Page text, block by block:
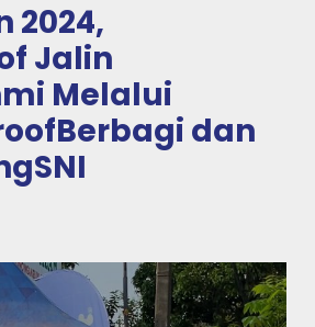
2024,
Jalin
Melalui
dan